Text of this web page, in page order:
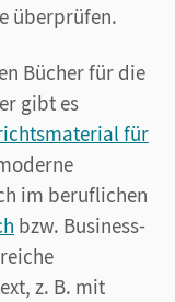
überprüfen.
Bücher für die
gibt es
für
im beruflichen
bzw. Business-
z. B. mit